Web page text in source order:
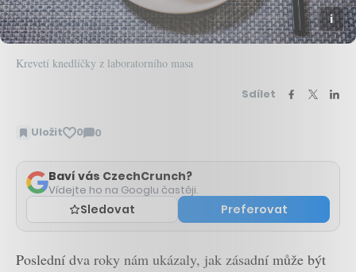
Krevetí knedlíčky z laboratorního masa
Sdílet
Uložit 0 0
Zobrazit
Baví vás CzechCrunch?
Vídejte ho na Googlu častěji.
Sledovat Preferovat
Poslední dva roky nám ukázaly, jak zásadní může být